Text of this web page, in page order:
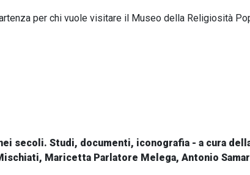
per chi vuole visitare il Museo della Religiosità
secoli. Studi, documenti, iconografia - a cura
Maricetta Parlatore Melega, Antonio